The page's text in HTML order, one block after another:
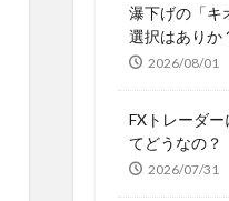
瀑下げの「キ
選択はありか
2026/08/01
FXトレーダ
てどうなの？
2026/07/31